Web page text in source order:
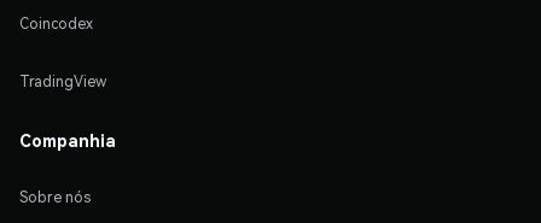
Coincodex
TradingView
Companhia
Sobre nós